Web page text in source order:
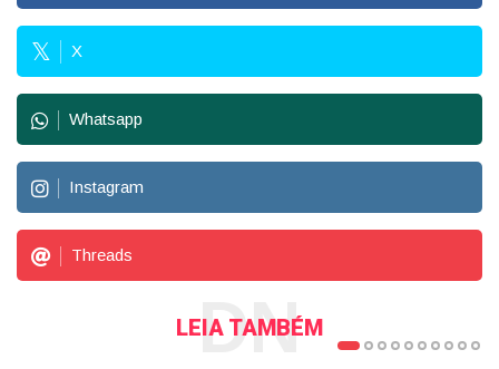
X
Whatsapp
Instagram
Threads
LEIA TAMBÉM
DN